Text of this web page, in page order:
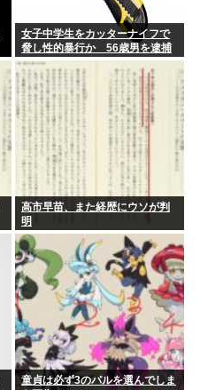
女子中学生をカッターナイフで
脅し性的暴行か 56歳男を逮捕
高市早苗、また経歴にウソが判
明
童貞は必ず3のパルを選んでしま